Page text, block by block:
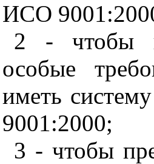
ИСО
2 - чтобы
особые
иметь
9001:2000;
3 - чтобы